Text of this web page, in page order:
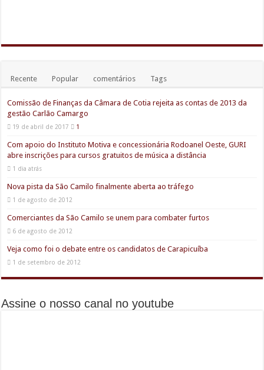
Recente Popular comentários Tags
Comissão de Finanças da Câmara de Cotia rejeita as contas de 2013 da
gestão Carlão Camargo
19 de abril de 2017 1
Com apoio do Instituto Motiva e concessionária Rodoanel Oeste, GURI
abre inscrições para cursos gratuitos de música a distância
1 dia atrás
Nova pista da São Camilo finalmente aberta ao tráfego
1 de agosto de 2012
Comerciantes da São Camilo se unem para combater furtos
6 de agosto de 2012
Veja como foi o debate entre os candidatos de Carapicuíba
1 de setembro de 2012
Assine o nosso canal no youtube